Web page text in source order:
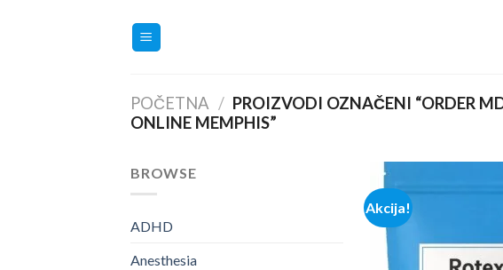
POČETNA / PROIZVODI OZNAČENI “ORDER
ONLINE MEMPHIS”
BROWSE
ADHD
Anesthesia
Akcija!